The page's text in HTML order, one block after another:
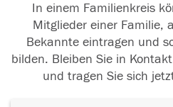
In einem Familienkreis
Mitglieder einer Familie,
Bekannte eintragen und
bilden. Bleiben Sie in
und tragen Sie sich